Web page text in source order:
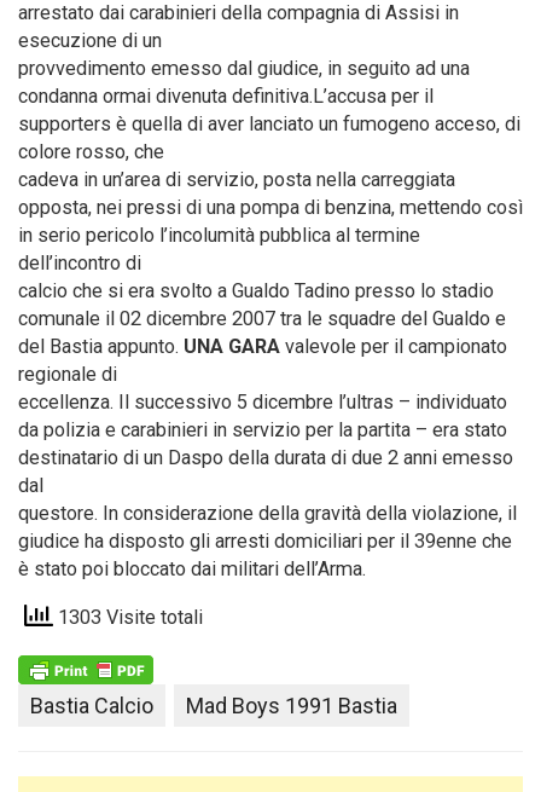
arrestato dai carabinieri della compagnia di Assisi in
esecuzione di un
provvedimento emesso dal giudice, in seguito ad una
condanna ormai divenuta definitiva.L’accusa per il
supporters è quella di aver lanciato un fumogeno acceso, di
colore rosso, che
cadeva in un’area di servizio, posta nella carreggiata
opposta, nei pressi di una pompa di benzina, mettendo così
in serio pericolo l’incolumità pubblica al termine
dell’incontro di
calcio che si era svolto a Gualdo Tadino presso lo stadio
comunale il 02 dicembre 2007 tra le squadre del Gualdo e
del Bastia appunto. UNA GARA valevole per il campionato
regionale di
eccellenza. Il successivo 5 dicembre l’ultras – individuato
da polizia e carabinieri in servizio per la partita – era stato
destinatario di un Daspo della durata di due 2 anni emesso
dal
questore. In considerazione della gravità della violazione, il
giudice ha disposto gli arresti domiciliari per il 39enne che
è stato poi bloccato dai militari dell’Arma.
1303 Visite totali
Bastia Calcio Mad Boys 1991 Bastia